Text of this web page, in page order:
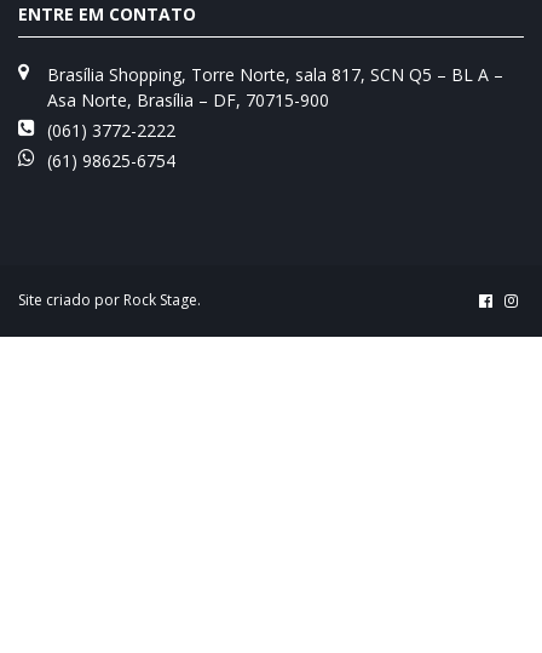
ENTRE EM CONTATO
Brasília Shopping, Torre Norte, sala 817, SCN Q5 – BL A –
Asa Norte, Brasília – DF, 70715-900
(061) 3772-2222
(61) 98625-6754
Site criado por Rock Stage.